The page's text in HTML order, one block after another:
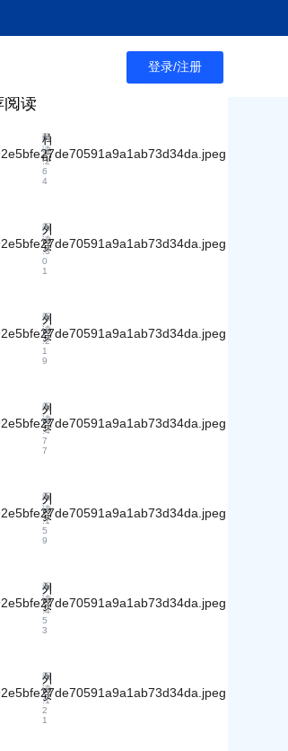
登录/注册
阅读
样
品
运
输
及
哪
些
税
阅
读
:2
6
4
外
贸
行
业
前
景
如
何
阅
读
:3
0
1
外
贸
行
业
薪
酬
待
遇
样
？
阅
读
:2
1
9
外
贸
行
业
招
聘
需
求
业
发
展
方
阅
读
:4
7
7
外
贸
行
业
入
行
门
槛
？
需
要
具
阅
读
:1
5
9
外
贸
行
业
的
实
际
操
阅
读
:4
5
3
外
贸
公
司
阅
读
:1
2
1